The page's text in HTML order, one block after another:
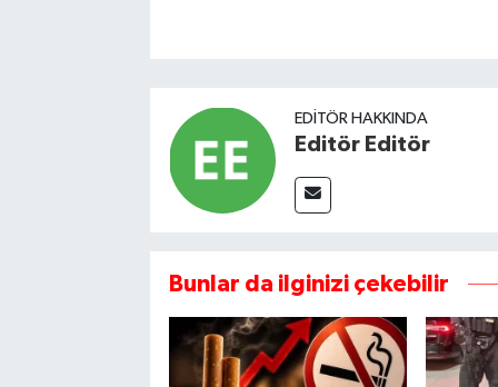
EDITÖR HAKKINDA
Editör Editör
Bunlar da ilginizi çekebilir